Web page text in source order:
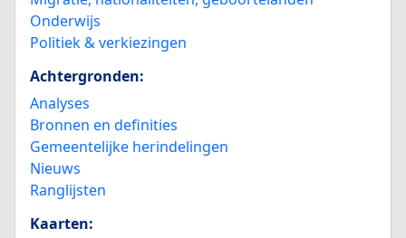
Onderwijs
Politiek & verkiezingen
Achtergronden:
Analyses
Bronnen en definities
Gemeentelijke herindelingen
Nieuws
Ranglijsten
Kaarten: